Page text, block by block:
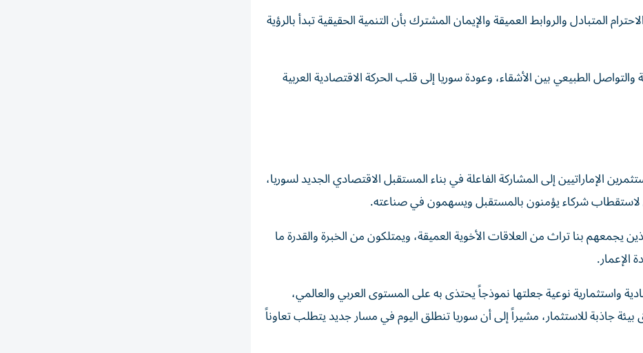
المتبادل والروابط العميقة والإيمان المشترك بأن التنمية الحقيقية تبدأ بالرؤية
الطبيعي بين الأشقاء، وعودة سوريا إلى قلب الحركة الاقتصادية العربية
الإماراتيين إلى المشاركة الفاعلة في بناء المستقبل الاقتصادي الجديد لسوريا،
لاستقطاب شركاء يؤمنون بالمستقبل ويسهمون في صناعته.
يجمعهم بنا تراث من العلاقات الأخوية العميقة، ويمتلكون من الخبرة والقدرة ما
الإعمار.
واستثمارية نوعية جعلتها نموذجاً يحتذى به على المستوى العربي والعالمي،
جاذبة للاستثمار، مشيراً إلى أن سوريا تنطلق اليوم في مسار جديد يتطلب تعاوناً